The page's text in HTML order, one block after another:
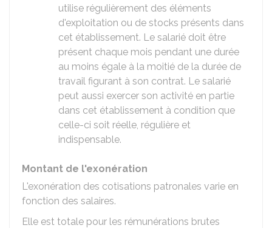
utilise régulièrement des éléments
d'exploitation ou de stocks présents dans
cet établissement. Le salarié doit être
présent chaque mois pendant une durée
au moins égale à la moitié de la durée de
travail figurant à son contrat. Le salarié
peut aussi exercer son activité en partie
dans cet établissement à condition que
celle-ci soit réelle, régulière et
indispensable.
Montant de l'exonération
L'exonération des cotisations patronales varie en
fonction des salaires.
Elle est totale pour les rémunérations brutes